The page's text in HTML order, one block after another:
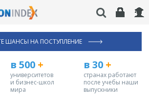
ШАНСЫ НА ПОСТУПЛЕНИЕ
в 500 +
университетов
и бизнес-школ
мира
в 30+
странах работают
после учебы наши
выпускники